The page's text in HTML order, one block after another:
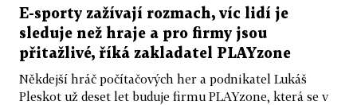
E-sporty zažívají rozmach, víc lidí je
sleduje než hraje a pro firmy jsou
přitažlivé, říká zakladatel PLAYzone
Někdejší hráč počítačových her a podnikatel Lukáš
Pleskot už deset let buduje firmu PLAYzone, která se v